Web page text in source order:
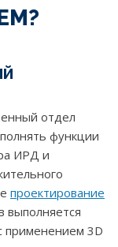
отдел
функции
ИРД и
проектирование
выполняется
применением 3D